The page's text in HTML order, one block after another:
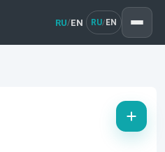
RU/EN RU/ EN